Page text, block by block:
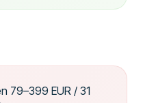
79–399 EUR / 31